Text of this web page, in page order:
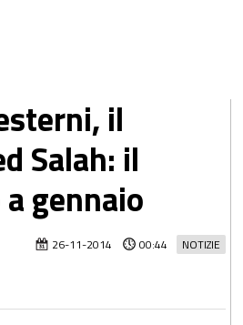
il
Salah: il
gennaio
NOTIZIE
26-11-2014 00:44